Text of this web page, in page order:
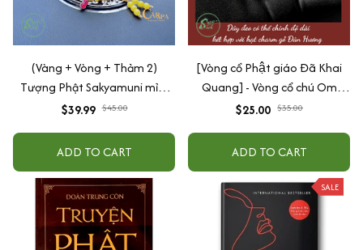
(Vàng + Vòng + Thảm 2)
Tượng Phật Sakyamuni mỉm
cười cầu bình an may mắn để
$39.99 $45.00
ADD TO CART
[Vòng cổ Phật giáo Đã Khai
Quang] - Vòng cổ chú Om
Mani Padme Hum phù hợp với
$25.00 $35.00
ADD TO CART
SALE